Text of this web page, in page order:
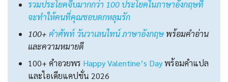
รวมประโยคจีบมากกว่า 100 ประโยคในภาษาอังกฤษที่
จะทําให้คนที่คุณชอบตกหลุมรัก
100+ คําศัพท์ วันวาเลนไทน์ ภาษาอังกฤษพร้อมคําอ่าน
และความหมายดี
100+ คำอวยพร Happy Valentine’s Dayพร้อมคำแปล
และไอเดียแคปชั่น 2026